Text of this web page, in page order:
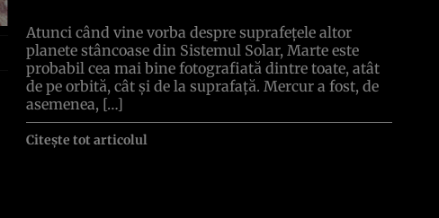
Atunci când vine vorba despre suprafețele altor
planete stâncoase din Sistemul Solar, Marte este
probabil cea mai bine fotografiată dintre toate, atât
de pe orbită, cât și de la suprafață. Mercur a fost, de
asemenea, […]
Citește tot articolul